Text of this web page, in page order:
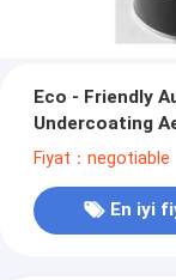
Eco - Friendly
Undercoating
Fiyat：negotiable
En iyi